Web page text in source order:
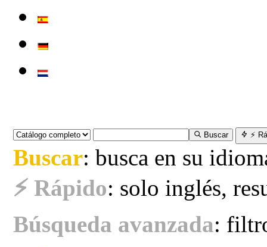
Buscar ⚡
Buscar: busca en su
⚡ Rápido: solo inglés,
Búsqueda avanzada: